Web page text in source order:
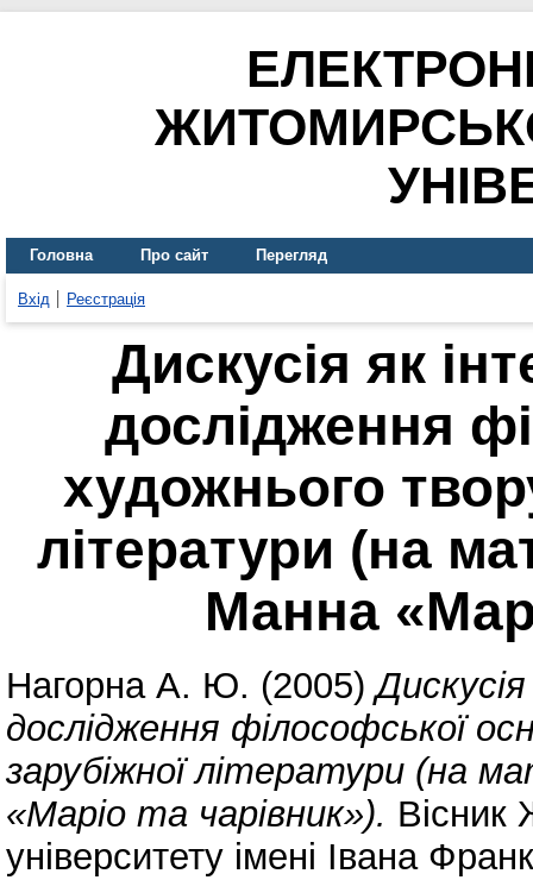
Головна Про сайт Перегляд
Вхід Реєстрація
Дискусія як
дослідження
художнього
літератури (на
Манна
Нагорна А. Ю. (2005)
дослідження філософської
зарубіжної літератури (на
«Маріо та чарівник»). Вісник
університету імені Івана